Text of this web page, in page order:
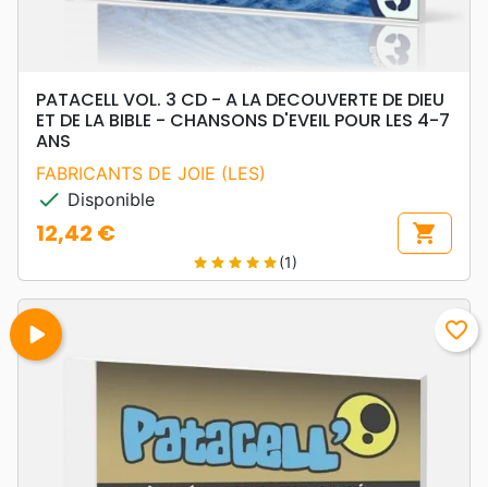
PATACELL VOL. 3 CD - A LA DECOUVERTE DE DIEU
ET DE LA BIBLE - CHANSONS D'EVEIL POUR LES 4-7
ANS
FABRICANTS DE JOIE (LES)
check Disponible
Prix
12,42 € shopping_cart
star star star star star(1)
play_arrow favorite_border